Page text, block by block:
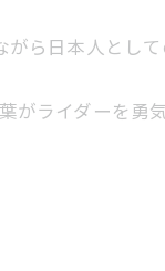
ら日本人とし
ライダーを勇気